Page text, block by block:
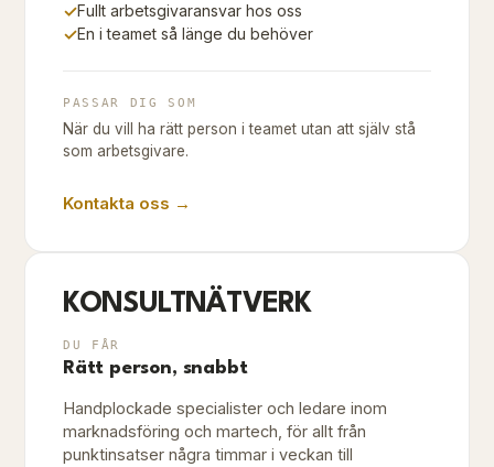
✓Fullt arbetsgivaransvar hos oss
✓En i teamet så länge du behöver
PASSAR DIG SOM
När du vill ha rätt person i teamet utan att själv stå
som arbetsgivare.
Kontakta oss →
KONSULTNÄTVERK
DU FÅR
Rätt person, snabbt
Handplockade specialister och ledare inom
marknadsföring och martech, för allt från
punktinsatser några timmar i veckan till